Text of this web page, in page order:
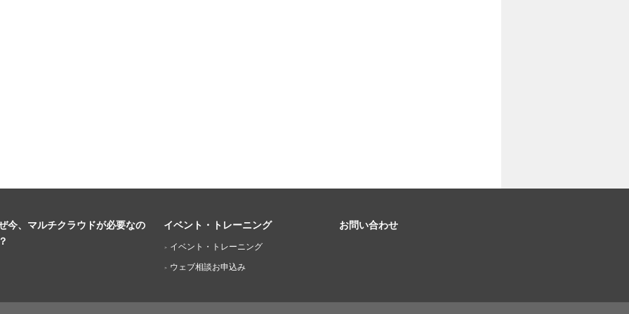
今、マルチクラウドが必要なの
イベント・トレーニング
イベント・トレーニング
ウェブ相談お申込み
お問い合わせ